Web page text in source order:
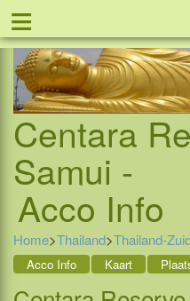
≡
Centara
Samui -
Acco Info
Home>Thailand>Thailand-
Acco Info Kaart